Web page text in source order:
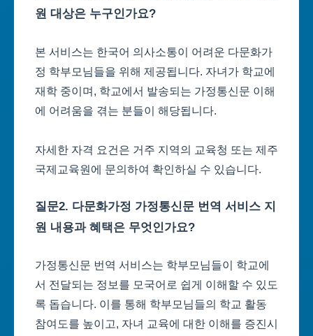
원 대상은 누구인가요?
본 서비스는 한국어 의사소통이 어려운 다문화가
정 학부모님들을 위해 제공됩니다. 자녀가 학교에
재학 중이며, 학교에서 발송되는 가정통신문 이해
에 어려움을 겪는 분들이 해당됩니다.
자세한 자격 요건은 거주 지역의 교육청 또는 제주
국제교육원에 문의하여 확인하실 수 있습니다.
질문2. 다문화가정 가정통신문 번역 서비스 지
원 내용과 혜택은 무엇인가요?
가정통신문 번역 서비스는 학부모님들이 학교에
서 전달되는 정보를 모국어로 쉽게 이해할 수 있도
록 돕습니다. 이를 통해 학부모님들의 학교 활동
참여도를 높이고, 자녀 교육에 대한 이해를 증진시